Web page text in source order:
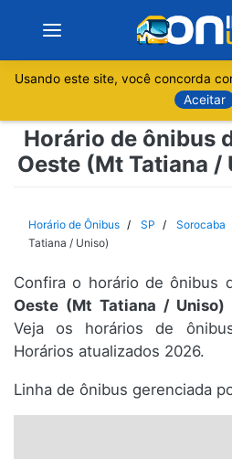
Sobre
São Paulo
Rio de Janeiro
Espírito Santo
Paraná
Usando este site, você concorda
Aceitar
Horário de ônibus
Oeste (Mt Tatiana /
Horário de Ônibus SP Sorocaba
Tatiana / Uniso)
Confira o horário de ônibus
Oeste (Mt Tatiana / Uniso)
Veja os horários de
Horários atualizados 2026.
Linha de ônibus gerenciada